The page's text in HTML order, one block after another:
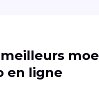
meilleurs
en ligne